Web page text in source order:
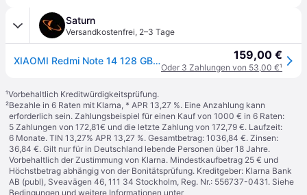
Saturn
Versandkostenfrei, 2–3 Tage
XIAOMI Redmi Note 14 128 GB Midnight Black Dual SIM 159,00 €
Oder 3 Zahlungen von 53,00 €¹
¹Vorbehaltlich Kreditwürdigkeitsprüfung.
²Bezahle in 6 Raten mit Klarna, * APR 13,27 %. Eine Anzahlung kann
erforderlich sein. Zahlungsbeispiel für einen Kauf von 1000 € in 6 Raten:
5 Zahlungen von 172,81€ und die letzte Zahlung von 172,79 €. Laufzeit:
6 Monate. TIN 13,27% APR 13,27 %. Gesamtbetrag: 1036,84 €. Zinsen:
36,84 €. Gilt nur für in Deutschland lebende Personen über 18 Jahre.
Vorbehaltlich der Zustimmung von Klarna. Mindestkaufbetrag 25 € und
Höchstbetrag abhängig von der Bonitätsprüfung. Kreditgeber: Klarna Bank
AB (publ), Sveavägen 46, 111 34 Stockholm, Reg. Nr.: 556737-0431. Siehe
Bedingungen und weitere Informationen unter